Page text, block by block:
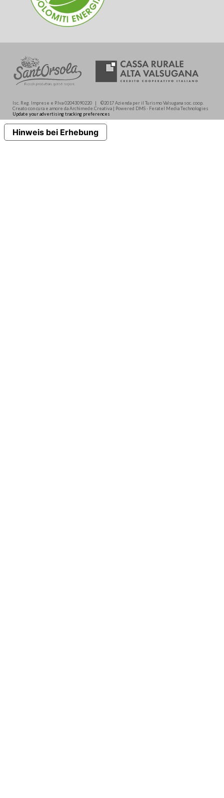
Isc. Reg. Imprese e P.Iva 02043090220 | ©2017 Azienda per il Turismo Valsugana soc. coop.
Creato con cura e amore da Archimede.Creativa | Powered DMS - Feratel Media Technologies
Update your advertising tracking preferences
Hinweis bei Erhebung